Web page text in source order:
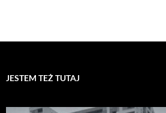
JESTEM TEŻ TUTAJ